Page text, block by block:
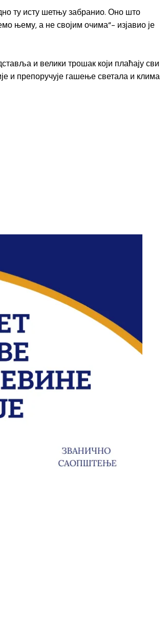
ту исту шетњу забранио. Оно што
њему, а не својим очима“- изјавио је
и велики трошак који плаћају сви
и препоручује гашење светала и клима